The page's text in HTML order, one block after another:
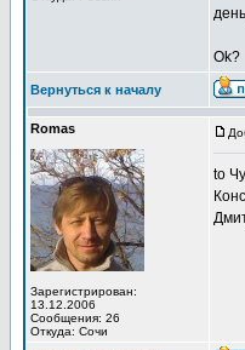
Ok?
Вернуться к началу
Romas
Зарегистрирован:
13.12.2006
Сообщения: 26
Откуда: Сочи
to